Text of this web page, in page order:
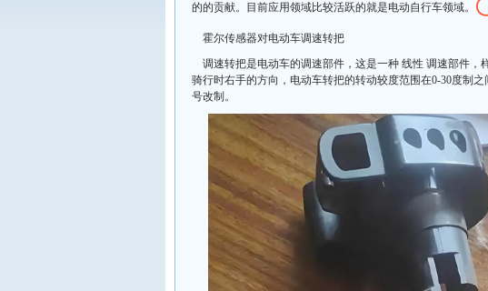
的的贡献。目前应用领域比较活跃的就是电动自行车领域。
霍尔传感器对电动车调速转把
调速转把是电动车的调速部件，这是一种 线性 调速部件
骑行时右手的方向，电动车转把的转动较度范围在0-30度制
号改制。